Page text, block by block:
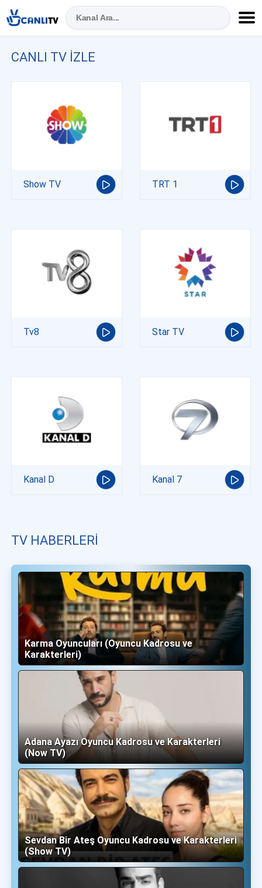
CANLI TV IZLE
Show TV TRT 1
Tv8 Star TV
Kanal D Kanal 7
TV HABERLERI
Karma Oyuncuları (Oyuncu Kadrosu ve
Karakterleri)
Adana Ayazı Oyuncu Kadrosu ve Karakterleri
(Now TV)
Sevdan Bir Ateş Oyuncu Kadrosu ve Karakterleri
(Show TV)